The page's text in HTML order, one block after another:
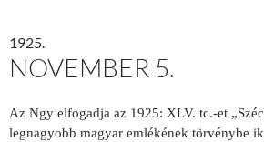
1925.
NOVEMBER 5.
Az Ngy elfogadja az 1925: XLV. tc.-et
legnagyobb magyar emléké­nek törvénybe